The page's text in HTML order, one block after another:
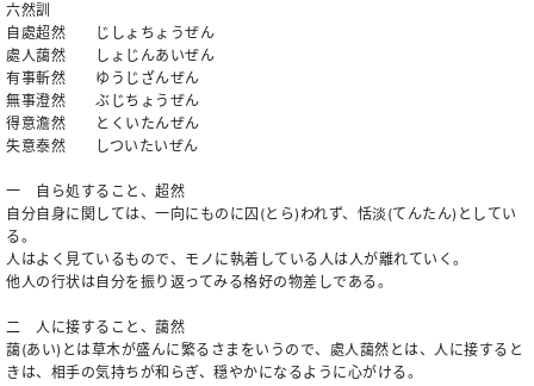
六然訓
自處超然 じしょちょうぜん
處人藹然 しょじんあいぜん
有事斬然 ゆうじざんぜん
無事澄然 ぶじちょうぜん
得意澹然 とくいたんぜん
失意泰然 しついたいぜん
一 自ら処すること、超然
自分自身に関しては、一向にものに囚(とら)われず、恬淡(てんたん)としてい
る。
人はよく見ているもので、モノに執着している人は人が離れていく。
他人の行状は自分を振り返ってみる格好の物差しである。
二 人に接すること、藹然
藹(あい)とは草木が盛んに繁るさまをいうので、處人藹然とは、人に接すると
きは、相手の気持ちが和らぎ、穏やかになるように心がける。